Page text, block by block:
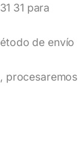
31 para
de envío
procesaremos